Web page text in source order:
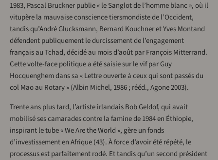
1983, Pascal Bruckner publie « le Sanglot de l’homme blanc », où il
vitupère la mauvaise conscience tiersmondiste de l’Occident,
tandis qu’André Glucksmann, Bernard Kouchner et Yves Montand
défendent publiquement le durcissement de l’engagement
français au Tchad, décidé au mois d’août par François Mitterrand.
Cette volte-face politique a été saisie sur le vif par Guy
Hocquenghem dans sa « Lettre ouverte à ceux qui sont passés du
col Mao au Rotary » (Albin Michel, 1986 ; rééd., Agone 2003).
Trente ans plus tard, l’artiste irlandais Bob Geldof, qui avait
mobilisé ses camarades contre la famine de 1984 en Éthiopie,
inspirant le tube « We Are the World », gère un fonds
d’investissement en Afrique (43). À force d’avoir été répété, le
processus est parfaitement rodé. Et tandis qu’un second président